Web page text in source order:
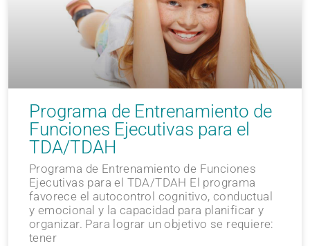
Programa de Entrenamiento de
Funciones Ejecutivas para el
TDA/TDAH
Programa de Entrenamiento de Funciones
Ejecutivas para el TDA/TDAH El programa
favorece el autocontrol cognitivo, conductual
y emocional y la capacidad para planificar y
organizar. Para lograr un objetivo se requiere:
tener